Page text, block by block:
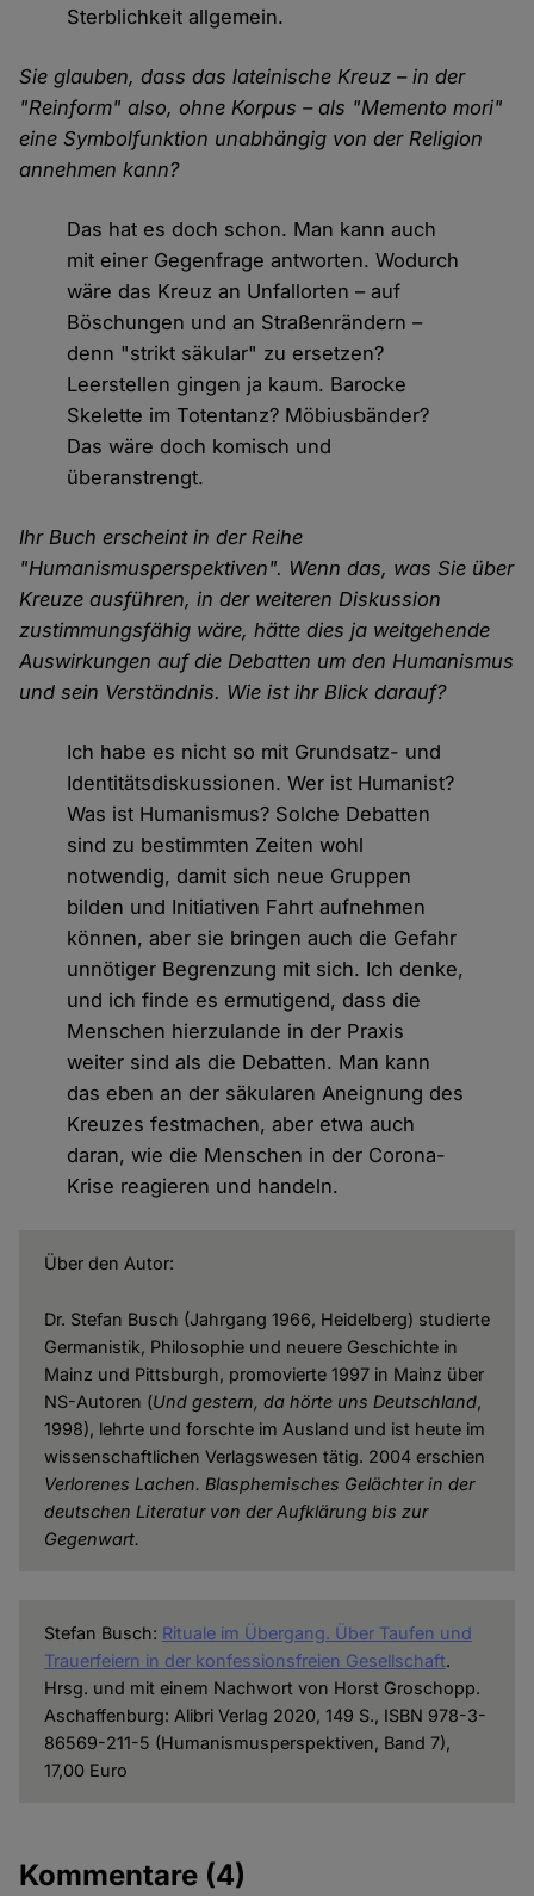
Sterblichkeit allgemein.
Sie glauben, dass das lateinische Kreuz – in der
"Reinform" also, ohne Korpus – als "Memento mori"
eine Symbolfunktion unabhängig von der Religion
annehmen kann?
Das hat es doch schon. Man kann auch
mit einer Gegenfrage antworten. Wodurch
wäre das Kreuz an Unfallorten – auf
Böschungen und an Straßenrändern –
denn "strikt säkular" zu ersetzen?
Leerstellen gingen ja kaum. Barocke
Skelette im Totentanz? Möbiusbänder?
Das wäre doch komisch und
überanstrengt.
Ihr Buch erscheint in der Reihe
"Humanismusperspektiven". Wenn das, was Sie über
Kreuze ausführen, in der weiteren Diskussion
zustimmungsfähig wäre, hätte dies ja weitgehende
Auswirkungen auf die Debatten um den Humanismus
und sein Verständnis. Wie ist ihr Blick darauf?
Ich habe es nicht so mit Grundsatz- und
Identitätsdiskussionen. Wer ist Humanist?
Was ist Humanismus? Solche Debatten
sind zu bestimmten Zeiten wohl
notwendig, damit sich neue Gruppen
bilden und Initiativen Fahrt aufnehmen
können, aber sie bringen auch die Gefahr
unnötiger Begrenzung mit sich. Ich denke,
und ich finde es ermutigend, dass die
Menschen hierzulande in der Praxis
weiter sind als die Debatten. Man kann
das eben an der säkularen Aneignung des
Kreuzes festmachen, aber etwa auch
daran, wie die Menschen in der Corona-
Krise reagieren und handeln.
Über den Autor:
Dr. Stefan Busch (Jahrgang 1966, Heidelberg) studierte
Germanistik, Philosophie und neuere Geschichte in
Mainz und Pittsburgh, promovierte 1997 in Mainz über
NS-Autoren (Und gestern, da hörte uns Deutschland,
1998), lehrte und forschte im Ausland und ist heute im
wissenschaftlichen Verlagswesen tätig. 2004 erschien
Verlorenes Lachen. Blasphemisches Gelächter in der
deutschen Literatur von der Aufklärung bis zur
Gegenwart.
Stefan Busch: Rituale im Übergang. Über Taufen und
Trauerfeiern in der konfessionsfreien Gesellschaft.
Hrsg. und mit einem Nachwort von Horst Groschopp.
Aschaffenburg: Alibri Verlag 2020, 149 S., ISBN 978-3-
86569-211-5 (Humanismusperspektiven, Band 7),
17,00 Euro
Kommentare (4)